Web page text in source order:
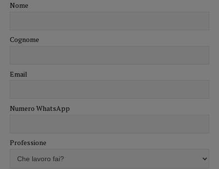
Nome
Cognome
Email
Numero WhatsApp
Professione